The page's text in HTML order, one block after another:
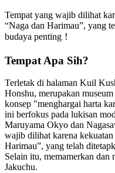
Tempat yang wajib dilihat
“Naga dan Harimau”, yang
budaya penting！
Tempat Apa Sih?
Terletak di halaman Kuil
Honshu, merupakan
konsep "menghargai harta
ini berfokus pada lukisan
Maruyama Okyo dan
wajib dilihat karena
Harimau”, yang telah
Selain itu, memamerkan
Jakuchu.